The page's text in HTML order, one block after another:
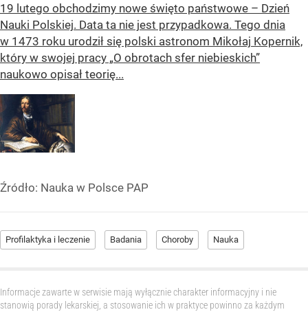
19 lutego obchodzimy nowe święto państwowe – Dzień
Nauki Polskiej. Data ta nie jest przypadkowa. Tego dnia
w 1473 roku urodził się polski astronom Mikołaj Kopernik,
który w swojej pracy „O obrotach sfer niebieskich”
naukowo opisał teorię...
Źródło: Nauka w Polsce PAP
Profilaktyka i leczenie Badania Choroby Nauka
Informacje zawarte w serwisie mają wyłącznie charakter informacyjny i nie
stanowią porady lekarskiej, a stosowanie ich w praktyce powinno za każdym